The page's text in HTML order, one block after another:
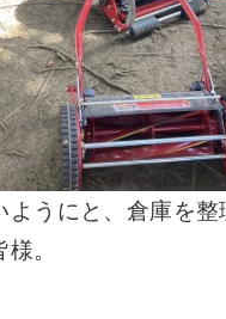
ようにと、倉庫を整
。